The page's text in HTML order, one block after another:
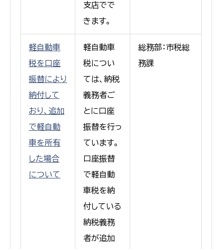
支店でで
きます。
軽自動車
税を口座
振替により
納付して
おり、追加
で軽自動
車を所有
した場合
について
軽自動車
税につい
ては、納税
義務者ご
とに口座
振替を行っ
ています。
口座振替
で軽自動
車税を納
付している
納税義務
者が追加
総務部：市税総
務課